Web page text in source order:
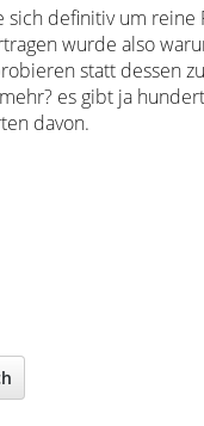
sich definitiv um reine
wurde also
statt dessen
es gibt ja
davon.